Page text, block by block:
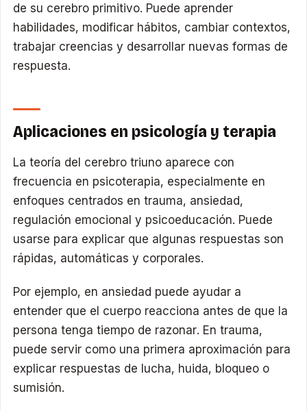
de su cerebro primitivo. Puede aprender
habilidades, modificar hábitos, cambiar contextos,
trabajar creencias y desarrollar nuevas formas de
respuesta.
Aplicaciones en psicología y terapia
La teoría del cerebro triuno aparece con
frecuencia en psicoterapia, especialmente en
enfoques centrados en trauma, ansiedad,
regulación emocional y psicoeducación. Puede
usarse para explicar que algunas respuestas son
rápidas, automáticas y corporales.
Por ejemplo, en ansiedad puede ayudar a
entender que el cuerpo reacciona antes de que la
persona tenga tiempo de razonar. En trauma,
puede servir como una primera aproximación para
explicar respuestas de lucha, huida, bloqueo o
sumisión.